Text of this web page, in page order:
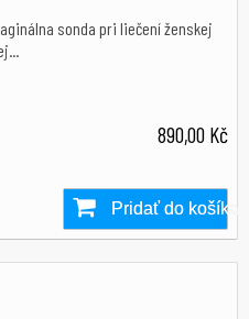
sonda pri liečení ženskej
890,00 Kč
Pridať do košíka
Skladom